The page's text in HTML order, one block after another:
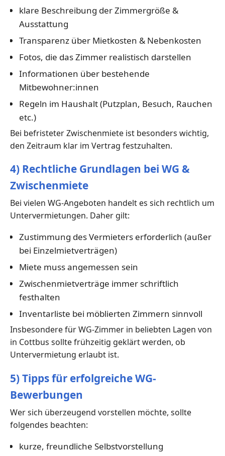
klare Beschreibung der Zimmergröße &
Ausstattung
Transparenz über Mietkosten & Nebenkosten
Fotos, die das Zimmer realistisch darstellen
Informationen über bestehende
Mitbewohner:innen
Regeln im Haushalt (Putzplan, Besuch, Rauchen
etc.)
Bei befristeter Zwischenmiete ist besonders wichtig,
den Zeitraum klar im Vertrag festzuhalten.
4) Rechtliche Grundlagen bei WG &
Zwischenmiete
Bei vielen WG-Angeboten handelt es sich rechtlich um
Untervermietungen. Daher gilt:
Zustimmung des Vermieters erforderlich (außer
bei Einzelmietverträgen)
Miete muss angemessen sein
Zwischenmietverträge immer schriftlich
festhalten
Inventarliste bei möblierten Zimmern sinnvoll
Insbesondere für WG-Zimmer in beliebten Lagen von
in Cottbus sollte frühzeitig geklärt werden, ob
Untervermietung erlaubt ist.
5) Tipps für erfolgreiche WG-
Bewerbungen
Wer sich überzeugend vorstellen möchte, sollte
folgendes beachten:
kurze, freundliche Selbstvorstellung